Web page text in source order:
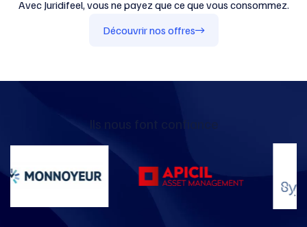
Avec Juridifeel, vous ne payez que ce que vous consommez.
Découvrir nos offres
Ils nous font confiance